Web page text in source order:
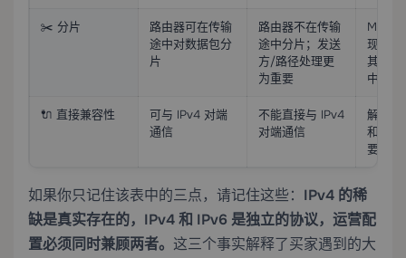
✂️ 分片
路由器可在传输
途中对数据包分
片
路由器不在传输
途中分片；发送
方/路径处理更
为重要
MTU
现方式
其在混
中。
🔌 直接兼容性
可与 IPv4 对端
通信
不能直接与 IPv4
对端通信
解释了
和过渡
要。
如果你只记住该表中的三点，请记住这些： IPv4 的稀
缺是真实存在的，IPv4 和 IPv6 是独立的协议，运营配
置必须同时兼顾两者。 这三个事实解释了买家遇到的大